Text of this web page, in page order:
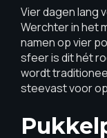
Vier dagen lang
Werchter in het
namen op vier
sfeer is dit hét
wordt
steevast voor